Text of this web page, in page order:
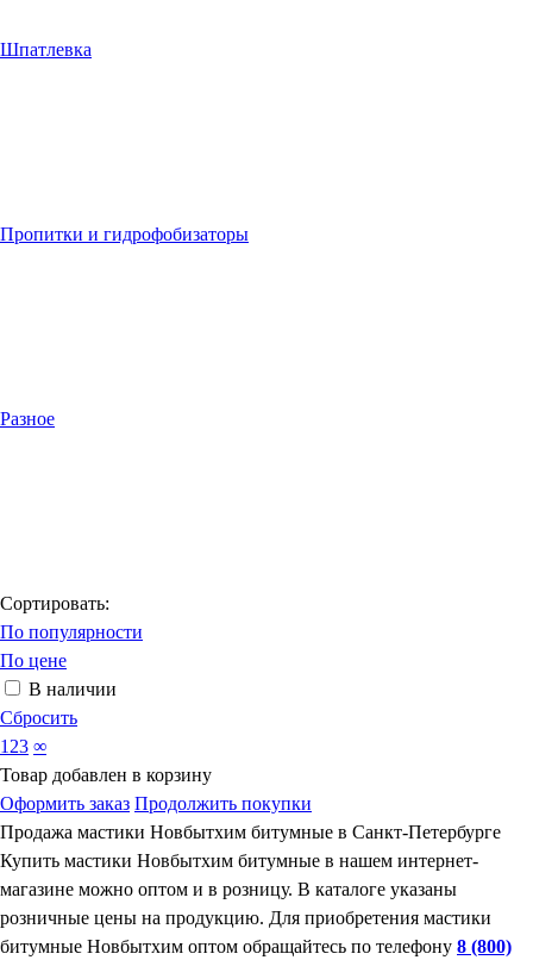
Шпатлевка
Пропитки и гидрофобизаторы
Разное
Сортировать:
По популярности
По цене
В наличии
Сбросить
123 ∞
Товар добавлен в корзину
Оформить заказ Продолжить покупки
Продажа мастики Новбытхим битумные в Санкт-Петербурге
Купить мастики Новбытхим битумные в нашем интернет-
магазине можно оптом и в розницу. В каталоге указаны
розничные цены на продукцию. Для приобретения мастики
битумные Новбытхим оптом обращайтесь по телефону 8 (800)